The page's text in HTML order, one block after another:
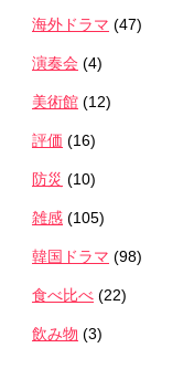
海外ドラマ (47)
演奏会 (4)
美術館 (12)
評価 (16)
防災 (10)
雑感 (105)
韓国ドラマ (98)
食べ比べ (22)
飲み物 (3)